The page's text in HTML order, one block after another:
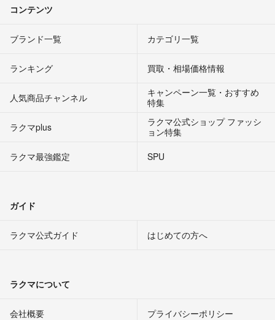
コンテンツ
ブランド一覧 カテゴリ一覧
ランキング 買取・相場価格情報
人気商品チャンネル
キャンペーン一覧・おすすめ
特集
ラクマplus
ラクマ公式ショップ ファッシ
ョン特集
ラクマ最強鑑定
SPU
ガイド
ラクマ公式ガイド はじめての方へ
ラクマについて
会社概要 プライバシーポリシー